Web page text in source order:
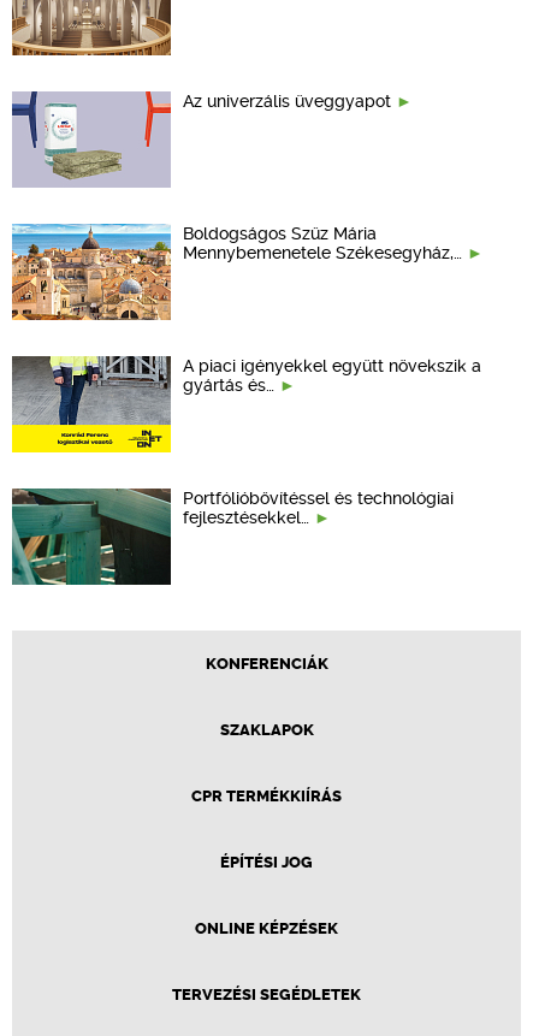
Az univerzális üveggyapot
Boldogságos Szűz Mária
Mennybemenetele Székesegyház,…
A piaci igényekkel együtt növekszik a
gyártás és…
Portfólióbővítéssel és technológiai
fejlesztésekkel…
KONFERENCIÁK
SZAKLAPOK
CPR TERMÉKKIÍRÁS
ÉPÍTÉSI JOG
ONLINE KÉPZÉSEK
TERVEZÉSI SEGÉDLETEK